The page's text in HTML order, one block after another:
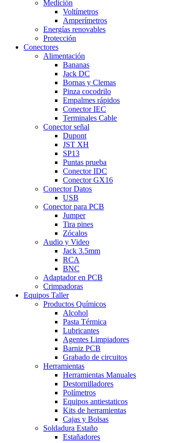
Medición
Voltímetros
Amperímetros
Energías renovables
Protección
Conectores
Alimentación
Bananas
Jack DC
Bornas y Clemas
Pinza cocodrilo
Empalmes rápidos
Conector IEC
Terminales Cable
Conector señal
Dupont
JST XH
SP13
Puntas prueba
Conector IDC
Conector GX16
Conector Datos
USB
Conector para PCB
Jumper
Tira pines
Zócalos
Audio y Video
Jack 3.5mm
RCA
BNC
Adaptador en PCB
Crimpadoras
Equipos Taller
Productos Químicos
Alcohol
Pasta Térmica
Lubricantes
Agentes Limpiadores
Barniz PCB
Grabado de circuitos
Herramientas
Herramientas Manuales
Destornilladores
Polímetros
Equipos antiestaticos
Kits de herramientas
Cajas y Bolsas
Soldadura Estaño
Estañadores